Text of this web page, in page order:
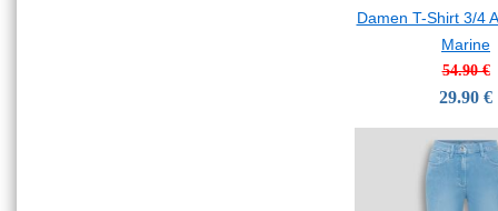
Damen T-Shirt 3/4
Marine
54.90 €
29.90 €